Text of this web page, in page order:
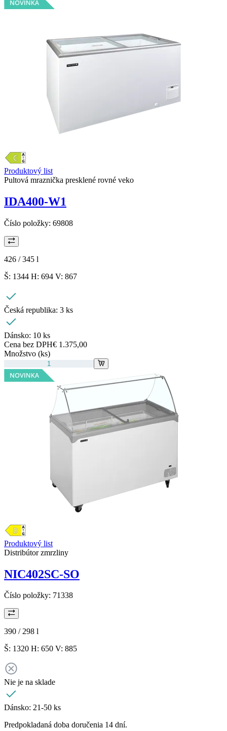
Produktový list
Pultová mraznička presklené rovné veko
IDA400-W1
Číslo položky: 69808
426 / 345 l
Š: 1344 H: 694 V: 867
Česká republika: 3 ks
Dánsko: 10 ks
Cena bez DPH€ 1.375,00
Množstvo (ks)
Produktový list
Distribútor zmrzliny
NIC402SC-SO
Číslo položky: 71338
390 / 298 l
Š: 1320 H: 650 V: 885
Nie je na sklade
Dánsko: 21-50 ks
Predpokladaná doba doručenia 14 dní.